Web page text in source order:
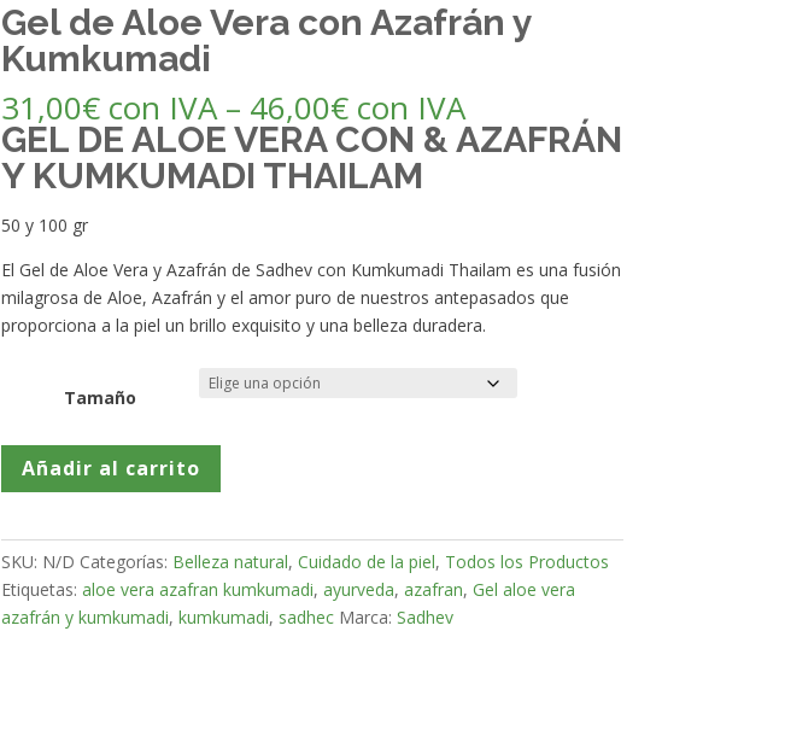
Gel de Aloe Vera con Azafrán y
Kumkumadi
31,00€ con IVA– 46,00€ con IVA
GEL DE ALOE VERA CON & AZAFRÁN
Y KUMKUMADI THAILAM
50 y 100 gr
El Gel de Aloe Vera y Azafrán de Sadhev con Kumkumadi Thailam es una fusión
milagrosa de Aloe, Azafrán y el amor puro de nuestros antepasados que
proporciona a la piel un brillo exquisito y una belleza duradera.
Tamaño
Vera
con
Azafrán
y
Añadir al carrito
SKU: N/D Categorías: Belleza natural, Cuidado de la piel, Todos los Productos
Etiquetas: aloe vera azafran kumkumadi, ayurveda, azafran, Gel aloe vera
azafrán y kumkumadi, kumkumadi, sadhec Marca: Sadhev